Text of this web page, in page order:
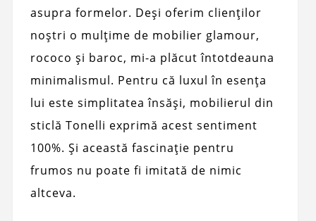
asupra formelor. Deși oferim clienților
noștri o mulțime de mobilier glamour,
rococo și baroc, mi-a plăcut întotdeauna
minimalismul. Pentru că luxul în esența
lui este simplitatea însăși, mobilierul din
sticlă Tonelli exprimă acest sentiment
100%. Și această fascinație pentru
frumos nu poate fi imitată de nimic
altceva.